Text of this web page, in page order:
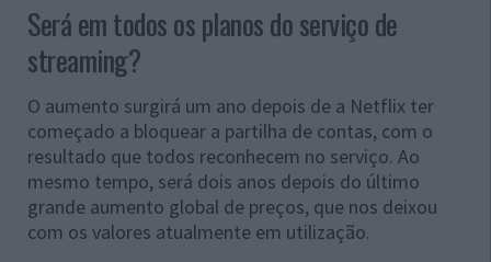
Será em todos os planos do serviço de
streaming?
O aumento surgirá um ano depois de a Netflix ter
começado a bloquear a partilha de contas, com o
resultado que todos reconhecem no serviço. Ao
mesmo tempo, será dois anos depois do último
grande aumento global de preços, que nos deixou
com os valores atualmente em utilização.